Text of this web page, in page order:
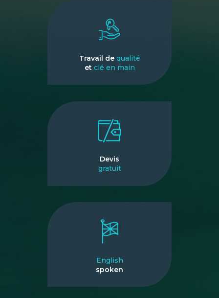
Travail de qualité
et clé en main
Devis
gratuit
English
spoken